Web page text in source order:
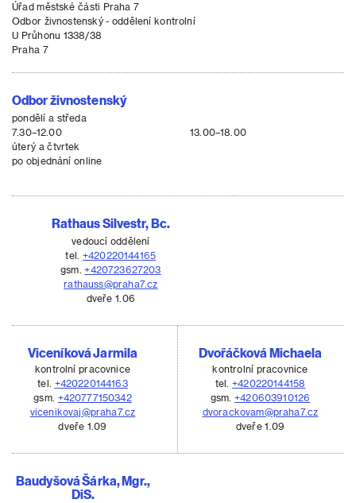
Úřad městské části Praha 7
Odbor živnostenský - oddělení kontrolní
U Průhonu 1338/38
Praha 7
Odbor živnostenský
pondělí a středa
7.30–12.00
13.00–18.00
úterý a čtvrtek
po objednání online
Rathaus Silvestr, Bc.
vedoucí oddělení
tel. +420220144165
gsm.+420723627203
rathauss@praha7.cz
dveře 1.06
Viceníková Jarmila
kontrolní pracovnice
tel. +420220144163
gsm. +420777150342
vicenikovaj@praha7.cz
dveře 1.09
Dvořáčková Michaela
kontrolní pracovnice
tel. +420220144158
gsm. +420603910126
dvorackovam@praha7.cz
dveře 1.09
Baudyšová Šárka, Mgr.,
DiS.